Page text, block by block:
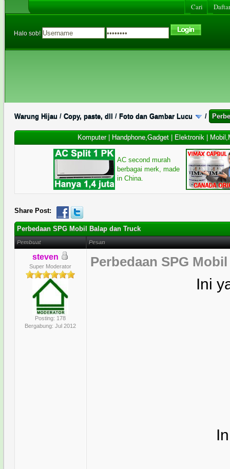
Cari
Halo sob!
Warung Hijau / Copy, paste, dll / Foto dan Gambar Lucu /
Komputer| Handphone,Gadget| Elektronik|
AC second murah
berbagai merk, made
in China.
Share Post:
Perbedaan SPG Mobil Balap dan Truck
Pembuat Pesan
steven
Super Moderator
Posting: 178
Bergabung: Jul 2012
Perbedaan SPG
Ini